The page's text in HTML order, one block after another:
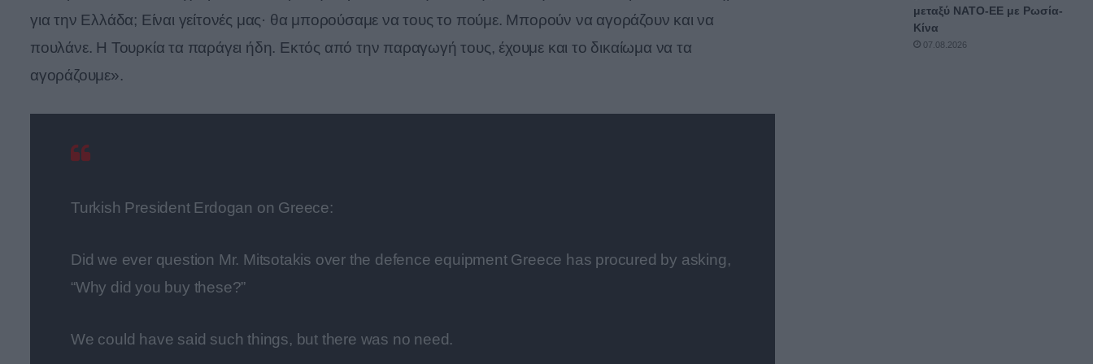
για την Ελλάδα; Είναι γείτονές μας· θα μπορούσαμε να τους το πούμε. Μπορούν να αγοράζουν και να
πουλάνε. Η Τουρκία τα παράγει ήδη. Εκτός από την παραγωγή τους, έχουμε και το δικαίωμα να τα
αγοράζουμε».
Turkish President Erdogan on Greece:
Did we ever question Mr. Mitsotakis over the defence equipment Greece has procured by asking,
“Why did you buy these?”
We could have said such things, but there was no need.
μεταξύ ΝΑΤΟ-ΕΕ με Ρωσία-
Κίνα
07.08.2026